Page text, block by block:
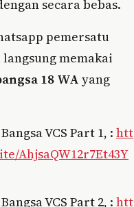
secara bebas.
pemersatu
langsung memakai
18 WA yang
VCS Part 1, : htt
AhjsaQW12r7Et43Y
VCS Part 2, : htt